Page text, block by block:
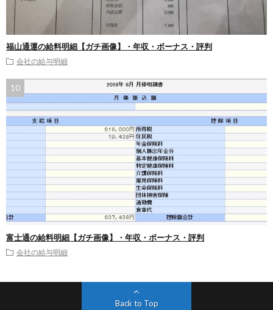
福山通運の給料明細【ガチ画像】・年収・ボーナス・評判
会社の給与明細
富士通の給料明細【ガチ画像】・年収・ボーナス・評判
会社の給与明細
Back to Top